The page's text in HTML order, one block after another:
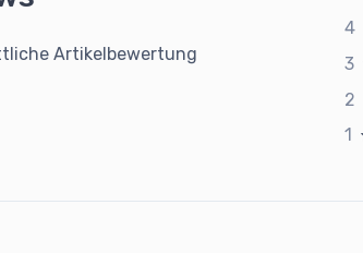
Artikelbewertung
4
3
2
1